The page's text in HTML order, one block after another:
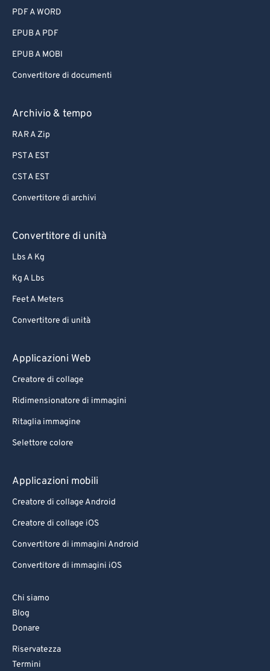
PDF A WORD
EPUB A PDF
EPUB A MOBI
Convertitore di documenti
Archivio & tempo
RAR A Zip
PST A EST
CST A EST
Convertitore di archivi
Convertitore di unità
Lbs A Kg
Kg A Lbs
Feet A Meters
Convertitore di unità
Applicazioni Web
Creatore di collage
Ridimensionatore di immagini
Ritaglia immagine
Selettore colore
Applicazioni mobili
Creatore di collage Android
Creatore di collage iOS
Convertitore di immagini Android
Convertitore di immagini iOS
Chi siamo
Blog
Donare
Riservatezza
Termini